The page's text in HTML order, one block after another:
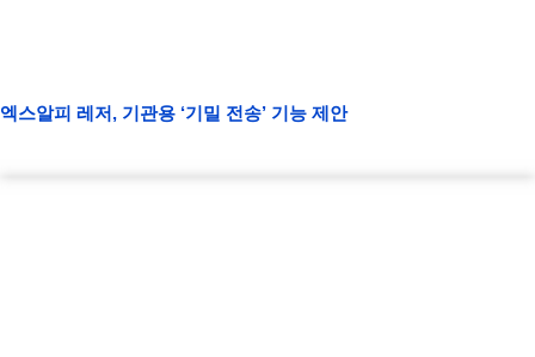
엑스알피 레저, 기관용 ‘기밀 전송’ 기능 제안